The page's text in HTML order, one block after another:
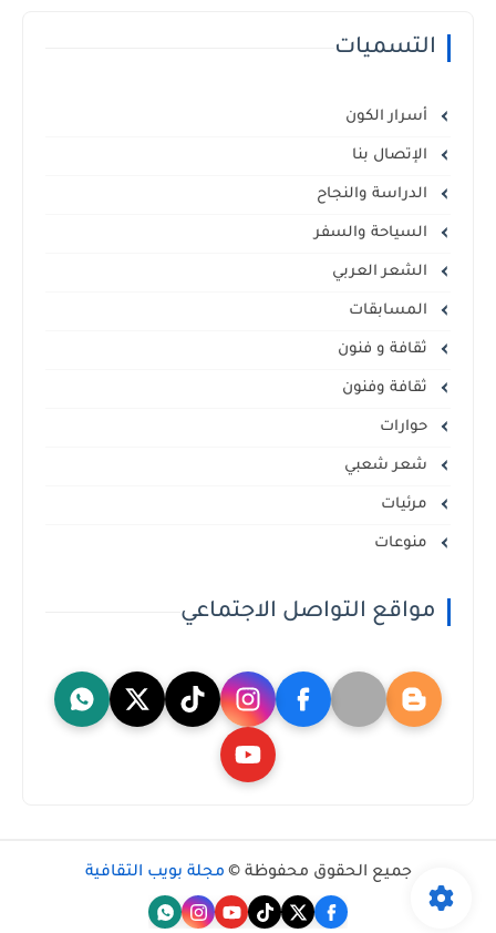
التسميات
أسرار الكون
الإتصال بنا
الدراسة والنجاح
السياحة والسفر
الشعر العربي
المسابقات
ثقافة و فنون
ثقافة وفنون
حوارات
شعر شعبي
مرئيات
منوعات
مواقع التواصل الاجتماعي
جميع الحقوق محفوظة © مجلة بويب الثقافية